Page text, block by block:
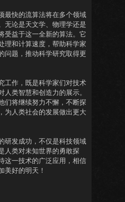
最快的流算法将在多个领域
无论是天文学、物理学还是
受益于这一全新的算法。它
理和计算速度，帮助科学家
问题，推动科学研究取得更
工作，既是科学家们对技术
人类智慧和创造力的展示。
们将继续努力不懈，不断探
为人类社会的发展做出更大
研发成功，不仅是科技领域
人类对未知世界的勇敢探
这一技术的广泛应用，相信
美好的明天！